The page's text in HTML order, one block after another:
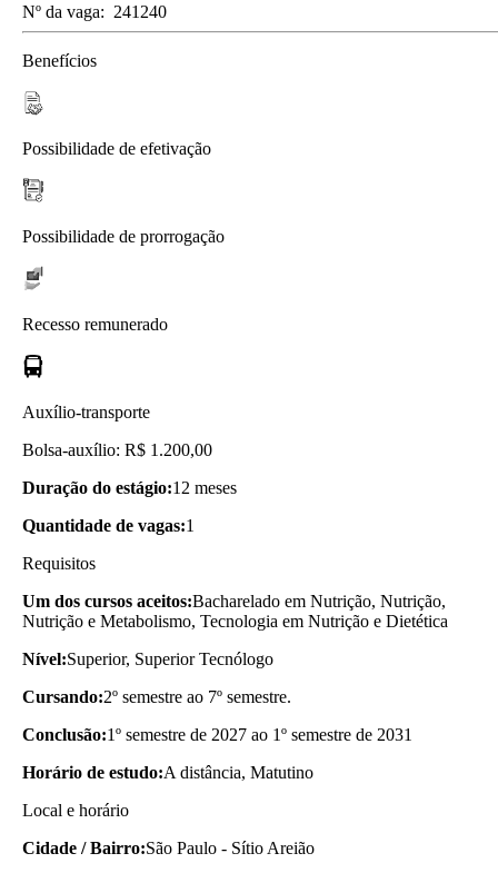
Nº da vaga: 241240
Benefícios
Possibilidade de efetivação
Possibilidade de prorrogação
Recesso remunerado
Auxílio-transporte
Bolsa-auxílio: R$ 1.200,00
Duração do estágio:12 meses
Quantidade de vagas:1
Requisitos
Um dos cursos aceitos:Bacharelado em Nutrição, Nutrição,
Nutrição e Metabolismo, Tecnologia em Nutrição e Dietética
Nível:Superior, Superior Tecnólogo
Cursando:2º semestre ao 7º semestre.
Conclusão:1º semestre de 2027 ao 1º semestre de 2031
Horário de estudo:A distância, Matutino
Local e horário
Cidade / Bairro:São Paulo - Sítio Areião